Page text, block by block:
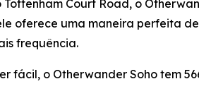
Court Road, o
oferece uma maneira perfeita
frequência.
fácil, o Otherwander Soho tem